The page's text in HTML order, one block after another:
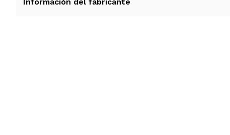
Información del fabricante